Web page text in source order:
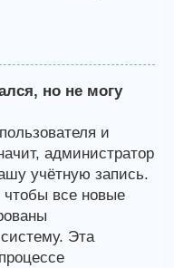
но не могу
и
администратор
учётную запись.
все новые
Эта